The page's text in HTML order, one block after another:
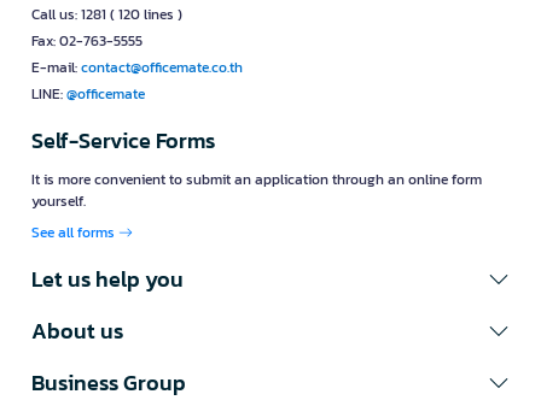
Call us: 1281 ( 120 lines )
Fax: 02-763-5555
E-mail:contact@officemate.co.th
LINE:@officemate
Self-Service Forms
It is more convenient to submit an application through an online form
yourself.
See all forms
Let us help you
About us
Business Group